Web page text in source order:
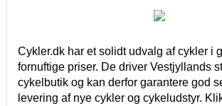
Cykler.dk har et solidt udvalg af cykler i
fornuftige priser. De driver Vestjyllands
cykelbutik og kan derfor garantere god
levering af nye cykler og cykeludstyr.